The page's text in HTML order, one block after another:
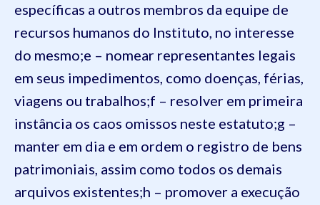
específicas a outros membros da equipe de
recursos humanos do Instituto, no interesse
do mesmo;e – nomear representantes legais
em seus impedimentos, como doenças, férias,
viagens ou trabalhos;f – resolver em primeira
instância os caos omissos neste estatuto;g –
manter em dia e em ordem o registro de bens
patrimoniais, assim como todos os demais
arquivos existentes;h – promover a execução